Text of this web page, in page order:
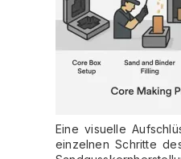
Eine visuelle
einzelnen Schritte